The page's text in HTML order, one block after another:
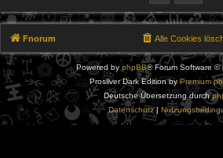
Fnorum Alle Cookies
Powered byphpBB® Forum Software ©
Prosilver Dark Edition byPremium
Deutsche Übersetzung durch
Datenschutz|